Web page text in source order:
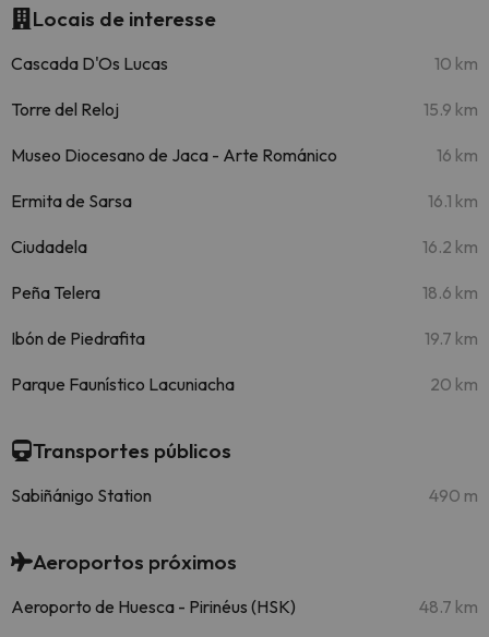
Locais de interesse
Cascada D'Os Lucas 10 km
Torre del Reloj 15.9 km
Museo Diocesano de Jaca - Arte Románico 16 km
Ermita de Sarsa 16.1 km
Ciudadela 16.2 km
Peña Telera 18.6 km
Ibón de Piedrafita 19.7 km
Parque Faunístico Lacuniacha 20 km
Transportes públicos
Sabiñánigo Station 490 m
Aeroportos próximos
Aeroporto de Huesca - Pirinéus (HSK) 48.7 km